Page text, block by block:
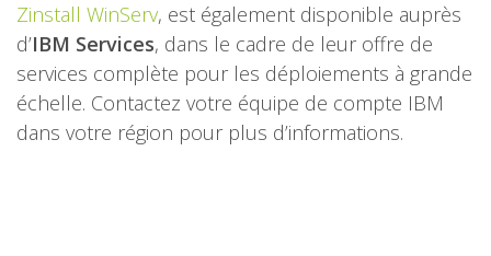
Zinstall WinServ, est également disponible auprès
d’IBM Services, dans le cadre de leur offre de
services complète pour les déploiements à grande
échelle. Contactez votre équipe de compte IBM
dans votre région pour plus d’informations.